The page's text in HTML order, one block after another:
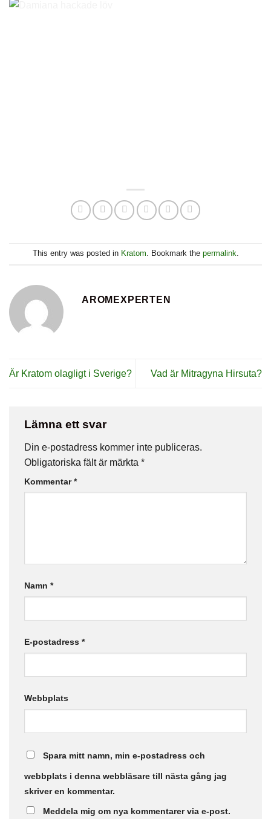
This entry was posted in Kratom. Bookmark the permalink.
AROMEXPERTEN
Är Kratom olagligt i Sverige? Vad är Mitragyna Hirsuta?
Lämna ett svar
Din e-postadress kommer inte publiceras.
Obligatoriska fält är märkta *
Kommentar*
Namn *
E-postadress *
Webbplats
Spara mitt namn, min e-postadress och
webbplats i denna webbläsare till nästa gång jag
skriver en kommentar.
Meddela mig om nya kommentarer via e-post.